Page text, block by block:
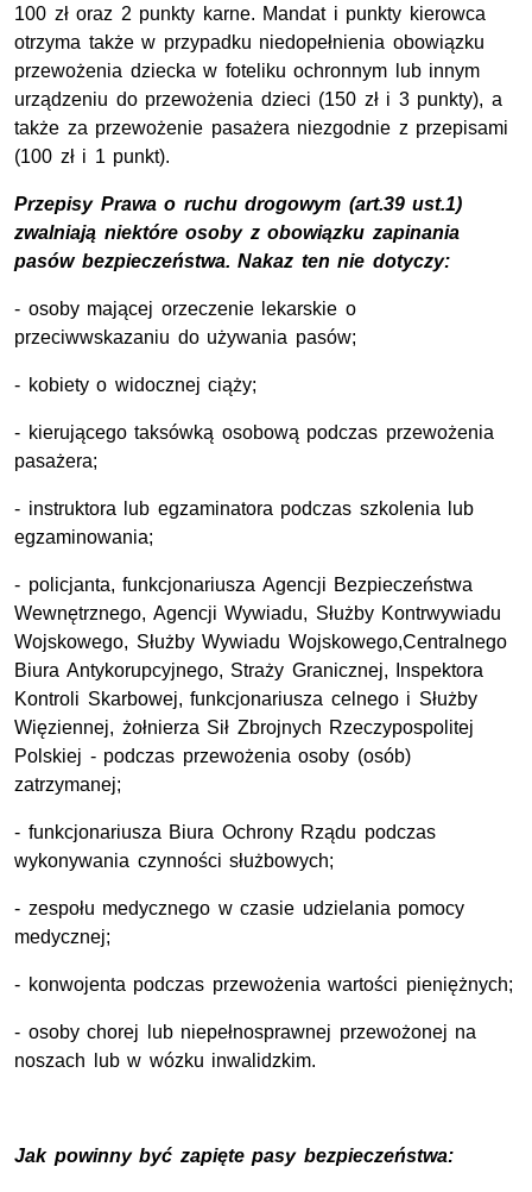
100 zł oraz 2 punkty karne. Mandat i punkty kierowca
otrzyma także w przypadku niedopełnienia obowiązku
przewożenia dziecka w foteliku ochronnym lub innym
urządzeniu do przewożenia dzieci (150 zł i 3 punkty), a
także za przewożenie pasażera niezgodnie z przepisami
(100 zł i 1 punkt).
Przepisy Prawa o ruchu drogowym (art.39 ust.1)
zwalniają niektóre osoby z obowiązku zapinania
pasów bezpieczeństwa. Nakaz ten nie dotyczy:
- osoby mającej orzeczenie lekarskie o
przeciwwskazaniu do używania pasów;
- kobiety o widocznej ciąży;
- kierującego taksówką osobową podczas przewożenia
pasażera;
- instruktora lub egzaminatora podczas szkolenia lub
egzaminowania;
- policjanta, funkcjonariusza Agencji Bezpieczeństwa
Wewnętrznego, Agencji Wywiadu, Służby Kontrwywiadu
Wojskowego, Służby Wywiadu Wojskowego,Centralnego
Biura Antykorupcyjnego, Straży Granicznej, Inspektora
Kontroli Skarbowej, funkcjonariusza celnego i Służby
Więziennej, żołnierza Sił Zbrojnych Rzeczypospolitej
Polskiej - podczas przewożenia osoby (osób)
zatrzymanej;
- funkcjonariusza Biura Ochrony Rządu podczas
wykonywania czynności służbowych;
- zespołu medycznego w czasie udzielania pomocy
medycznej;
- konwojenta podczas przewożenia wartości pieniężnych;
- osoby chorej lub niepełnosprawnej przewożonej na
noszach lub w wózku inwalidzkim.
Jak powinny być zapięte pasy bezpieczeństwa: